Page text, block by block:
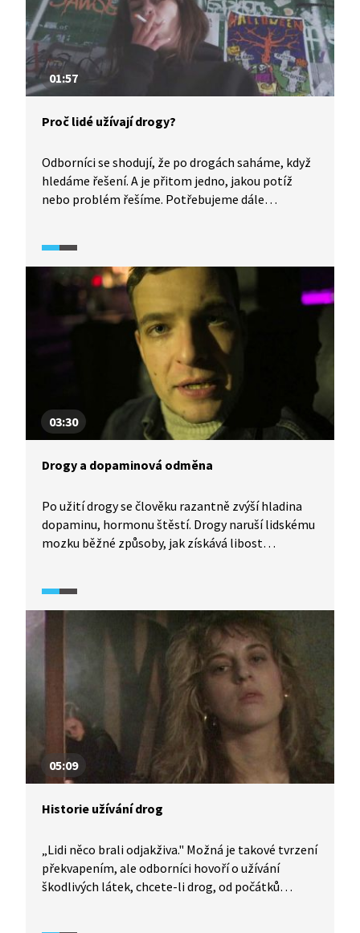
01:57
Proč lidé užívají drogy?
Odborníci se shodují, že po drogách saháme, když
hledáme řešení. A je přitom jedno, jakou potíž
nebo problém řešíme. Potřebujeme dále
chvilkově nabídne. Video je součástí
dokumentárního cyklu Česko na drogách (2024).
03:30
Drogy a dopaminová odměna
Po užití drogy se člověku razantně zvýší hladina
dopaminu, hormonu štěstí. Drogy naruší lidskému
mozku běžné způsoby, jak získává libost
si ale mozek neumí vyhodnotit. Video je součástí
dokumentárního cyklu Česko na drogách (2024).
05:09
Historie užívání drog
„Lidi něco brali odjakživa." Možná je takové tvrzení
překvapením, ale odborníci hovoří o užívání
škodlivých látek, chcete-li drog, od počátků